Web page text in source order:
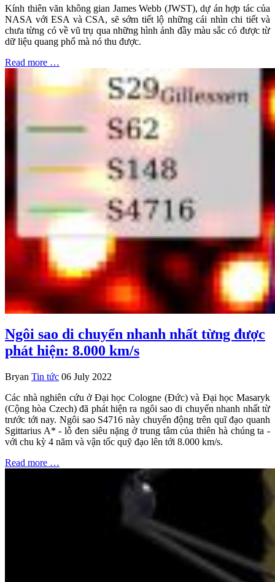
Kính thiên văn không gian James Webb (JWST), dự án hợp tác của
NASA với ESA và CSA, sẽ sớm tiết lộ những cái nhìn chi tiết và
chưa từng có về vũ trụ qua những hình ảnh đầy màu sắc có được từ
dữ liệu quang phổ mà nó thu được.
Read more …
Ngôi sao di chuyển nhanh nhất từng được
phát hiện: 8.000 km/s
Bryan Tin tức 06 July 2022
Các nhà nghiên cứu ở Đại học Cologne (Đức) và Đại học Masaryk
(Cộng hòa Czech) đã phát hiện ra ngôi sao di chuyển nhanh nhất từ
trước tới nay. Ngôi sao S4716 này chuyển động trên quĩ đạo quanh
Sgittarius A* - lỗ đen siêu nặng ở trung tâm của thiên hà chúng ta -
với chu kỳ 4 năm và vận tốc quỹ đạo lên tới 8.000 km/s.
Read more …